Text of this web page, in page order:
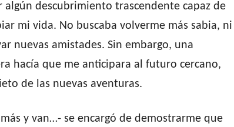
algún descubrimiento trascendente capaz de
mi vida. No buscaba volverme más sabia, ni
nuevas amistades. Sin embargo, una
hacía que me anticipara al futuro cercano,
de las nuevas aventuras.
y van…- se encargó de demostrarme que